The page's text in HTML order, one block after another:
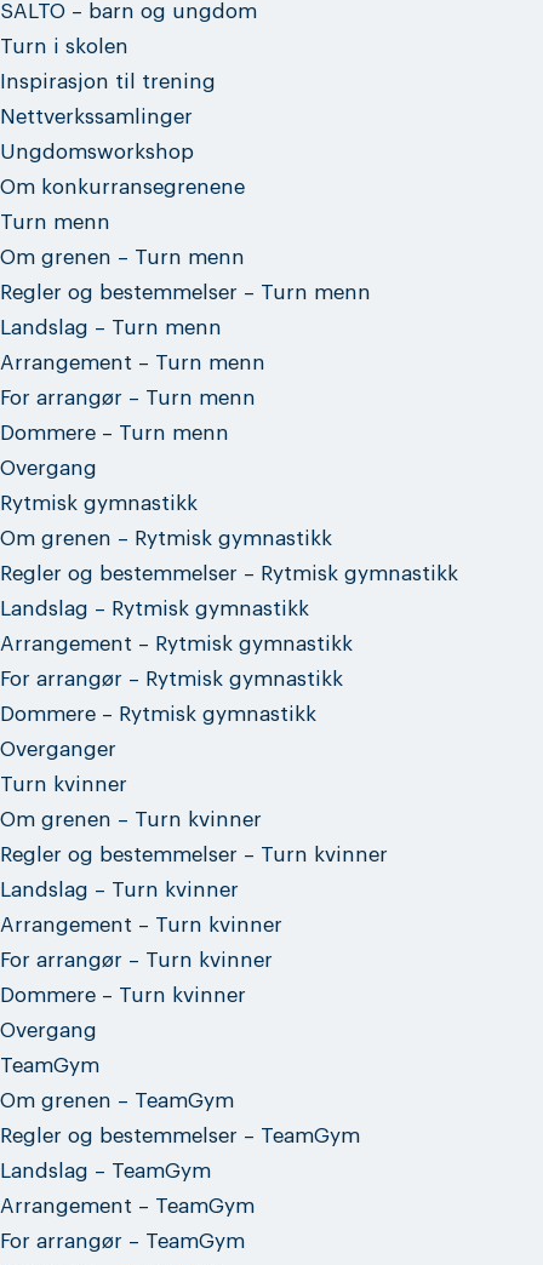
SALTO – barn og ungdom
Turn i skolen
Inspirasjon til trening
Nettverkssamlinger
Ungdomsworkshop
Om konkurransegrenene
Turn menn
Om grenen – Turn menn
Regler og bestemmelser – Turn menn
Landslag – Turn menn
Arrangement – Turn menn
For arrangør – Turn menn
Dommere – Turn menn
Overgang
Rytmisk gymnastikk
Om grenen – Rytmisk gymnastikk
Regler og bestemmelser – Rytmisk gymnastikk
Landslag – Rytmisk gymnastikk
Arrangement – Rytmisk gymnastikk
For arrangør – Rytmisk gymnastikk
Dommere – Rytmisk gymnastikk
Overganger
Turn kvinner
Om grenen – Turn kvinner
Regler og bestemmelser – Turn kvinner
Landslag – Turn kvinner
Arrangement – Turn kvinner
For arrangør – Turn kvinner
Dommere – Turn kvinner
Overgang
TeamGym
Om grenen – TeamGym
Regler og bestemmelser – TeamGym
Landslag – TeamGym
Arrangement – TeamGym
For arrangør – TeamGym